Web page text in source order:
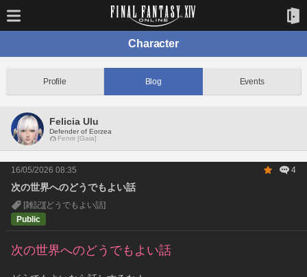
Character
Profile Blog Events
Felicia Ulu
Defender of Eorzea
Fenrir [Gaia]
16/05/2026 08:35 4
次の世界へのどうでもよい話
[雑記] [どうでもよい話]
Public
次の世界へのどうでもよい話